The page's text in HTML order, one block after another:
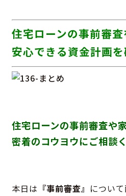
住宅ローンの事前審
安心できる資金計画
住宅ローンの事前審査や
密着のコウヨウにご相談
本日は 『事前審査』 につい